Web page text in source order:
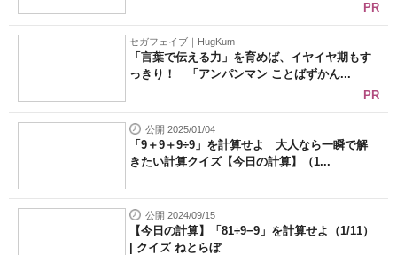
PR
セガフェイブ｜HugKum
「言葉で伝える力」を育めば、イヤイヤ期もす
っきり！ 「アンパンマン ことばずかん...
PR
公開 2025/01/04
「9＋9＋9÷9」を計算せよ 大人なら一瞬で解
きたい計算クイズ【今日の計算】（1...
公開 2024/09/15
【今日の計算】「81÷9−9」を計算せよ（1/11）
| クイズ ねとらぼ